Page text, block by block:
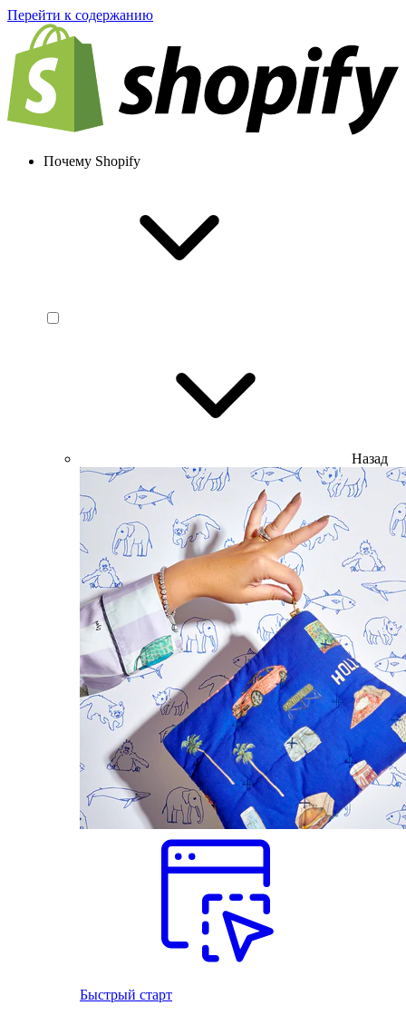
Перейти к содержанию
Почему Shopify
Назад
Быстрый старт